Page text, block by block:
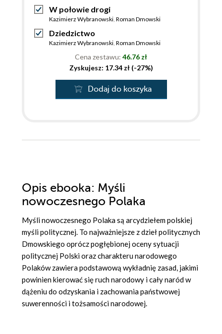
W połowie drogi
Kazimierz Wybranowski, Roman Dmowski
Dziedzictwo
Kazimierz Wybranowski, Roman Dmowski
Cena zestawu: 46.76 zł
Zyskujesz: 17.34 zł (-27%)
Dodaj do koszyka
Opis ebooka: Myśli
nowoczesnego Polaka
Myśli nowoczesnego Polaka są arcydziełem polskiej
myśli politycznej. To najważniejsze z dzieł politycznych
Dmowskiego oprócz pogłębionej oceny sytuacji
politycznej Polski oraz charakteru narodowego
Polaków zawiera podstawową wykładnię zasad, jakimi
powinien kierować się ruch narodowy i cały naród w
dążeniu do odzyskania i zachowania państwowej
suwerenności i tożsamości narodowej.